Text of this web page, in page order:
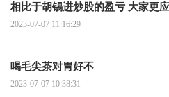
相比于胡锡进炒股的盈亏 大家更
2023-07-07 11:16:29
喝毛尖茶对胃好不
2023-07-07 10:38:31